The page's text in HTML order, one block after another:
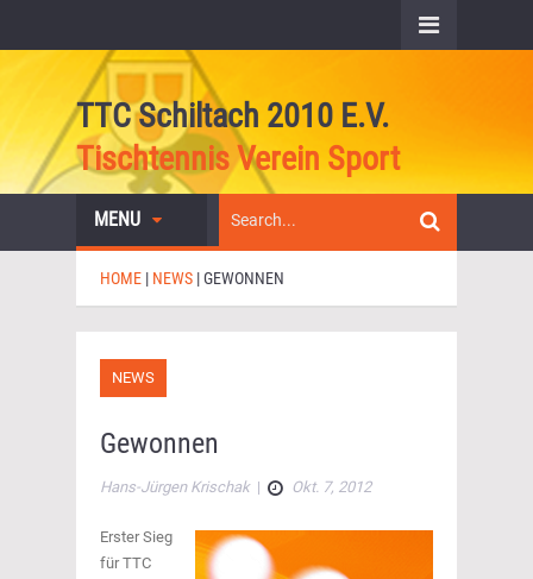
TTC Schiltach 2010 E.V.
Tischtennis Verein Sport
MENU
HOME | NEWS |GEWONNEN
NEWS
Gewonnen
Hans-Jürgen Krischak| Okt. 7, 2012
Erster Sieg
für TTC